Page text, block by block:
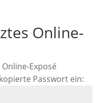
Online-
Exposé
Passwort ein: